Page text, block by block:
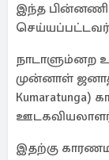
இந்த
நாடாளும்னற
முன்னாள்
Kumaratunga)
இதற்கு